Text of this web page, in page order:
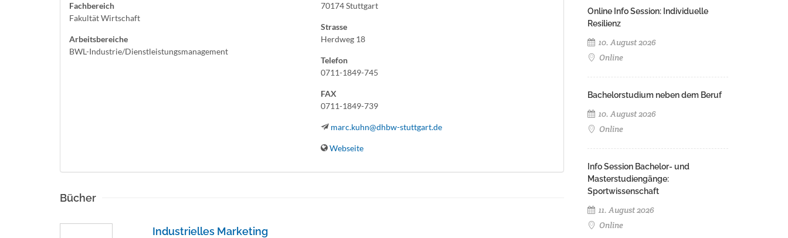
Fachbereich
Fakultät Wirtschaft
Arbeitsbereiche
BWL-Industrie/Dienstleistungsmanagement
70174 Stuttgart
Strasse
Herdweg 18
Telefon
0711-1849-745
FAX
0711-1849-739
marc.kuhn@dhbw-stuttgart.de
Webseite
Bücher
Industrielles Marketing
Online Info Session: Individuelle
Resilienz
10. August 2026
Online
Bachelorstudium neben dem Beruf
10. August 2026
Online
Info Session Bachelor- und
Masterstudiengänge:
Sportwissenschaft
11. August 2026
Online